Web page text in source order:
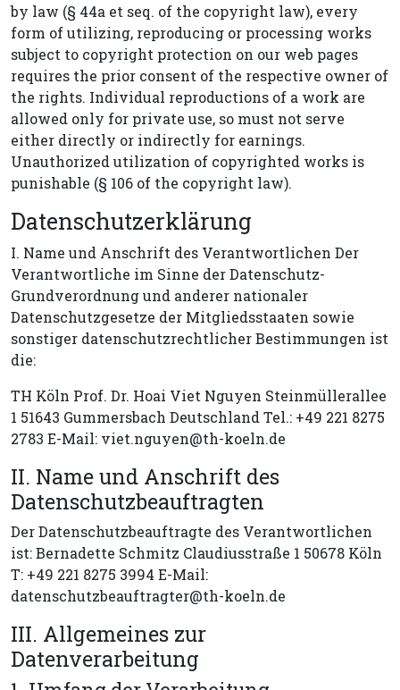
by law (§ 44a et seq. of the copyright law), every
form of utilizing, reproducing or processing works
subject to copyright protection on our web pages
requires the prior consent of the respective owner of
the rights. Individual reproductions of a work are
allowed only for private use, so must not serve
either directly or indirectly for earnings.
Unauthorized utilization of copyrighted works is
punishable (§ 106 of the copyright law).
Datenschutzerklärung
I. Name und Anschrift des Verantwortlichen Der
Verantwortliche im Sinne der Datenschutz-
Grundverordnung und anderer nationaler
Datenschutzgesetze der Mitgliedsstaaten sowie
sonstiger datenschutzrechtlicher Bestimmungen ist
die:
TH Köln Prof. Dr. Hoai Viet Nguyen Steinmüllerallee
1 51643 Gummersbach Deutschland Tel.: +49 221 8275
2783 E-Mail: viet.nguyen@th-koeln.de
II. Name und Anschrift des
Datenschutzbeauftragten
Der Datenschutzbeauftragte des Verantwortlichen
ist: Bernadette Schmitz Claudiusstraße 1 50678 Köln
T: +49 221 8275 3994 E-Mail:
datenschutzbeauftragter@th-koeln.de
III. Allgemeines zur
Datenverarbeitung